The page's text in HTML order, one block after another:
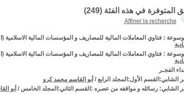
المتوفرة في هذه الفئة (249
)
Affiner la recherche
: فتاوي المعاملات المالية للمصاريف و المؤسسات المالية الاسلامية
: فتاوي المعاملات المالية للمصاريف و المؤسسات المالية الاسلامية
الفجـر
الشابي:القسم الأول:المجلد الرابع / أبو القاسم محمد كرو
الشابي: رسائله و مواقفه من عصره :القسم الثاني:المجلد الخامس / أبو